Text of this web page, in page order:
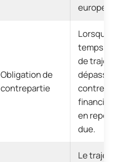
Obligation de
contrepartie
Lorsque
temps
de trajet
en
due.
Le trajet